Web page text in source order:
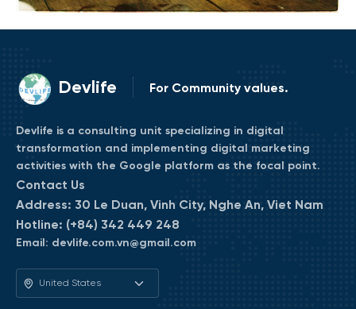
Devlife For Community values.
Devlife is a consulting unit specializing in digital
transformation and implementing digital marketing
activities with the Google platform as the focal point.
Contact Us
Address: 30 Le Duan, Vinh City, Nghe An, Viet Nam
Hotline: (+84) 342 449 248
Email: devlife.com.vn@gmail.com